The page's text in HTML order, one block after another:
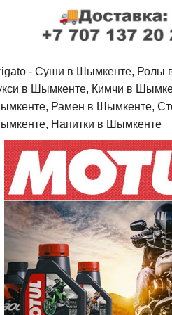
- Cуши в Шымкенте, Ролы
в Шымкенте, Кимчи в
Рамен в Шымкенте,
Напитки в Шымкенте